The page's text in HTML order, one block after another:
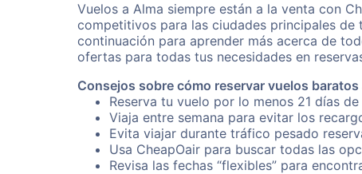
Vuelos a Alma siempre están a la venta con
competitivos para las ciudades principales
continuación para aprender más acerca de
ofertas para todas tus necesidades en
Consejos sobre cómo reservar vuelos baratos
Reserva tu vuelo por lo menos 21 días
Viaja entre semana para evitar los
Evita viajar durante tráfico pesado
Usa CheapOair para buscar todas las
Revisa las fechas “flexibles” para